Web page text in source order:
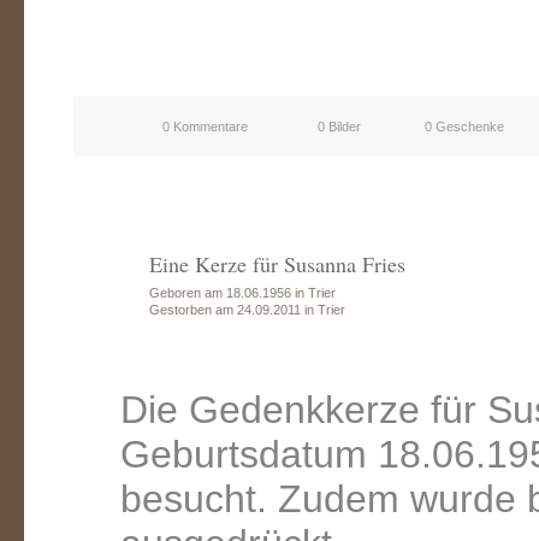
0 Kommentare 0 Bilder 0 Geschenke
Eine Kerze für Susanna Fries
Geboren am 18.06.1956 in Trier
Gestorben am 24.09.2011 in Trier
Die Gedenkkerze für
Geburtsdatum
besucht. Zudem wurde